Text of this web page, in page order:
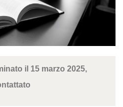
il 15 marzo 2025,